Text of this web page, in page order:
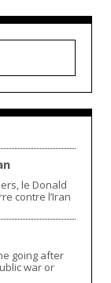
le Donald
contre l’Iran
going after
war or